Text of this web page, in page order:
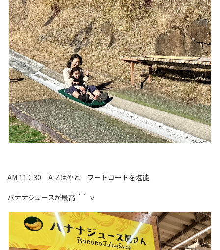
AM 11：30 A-Zはやと フードコートを堪能
バナナジュースが最高＾＾ｖ